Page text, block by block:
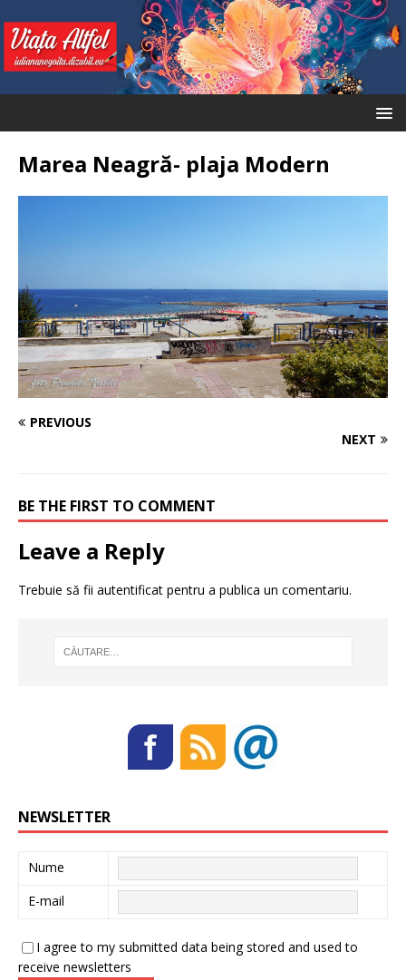
Marea Neagră- plaja Modern
PREVIOUS
NEXT
BE THE FIRST TO COMMENT
Leave a Reply
Trebuie să fii autentificat pentru a publica un comentariu.
NEWSLETTER
Nume
E-mail
I agree to my submitted data being stored and used to
receive newsletters